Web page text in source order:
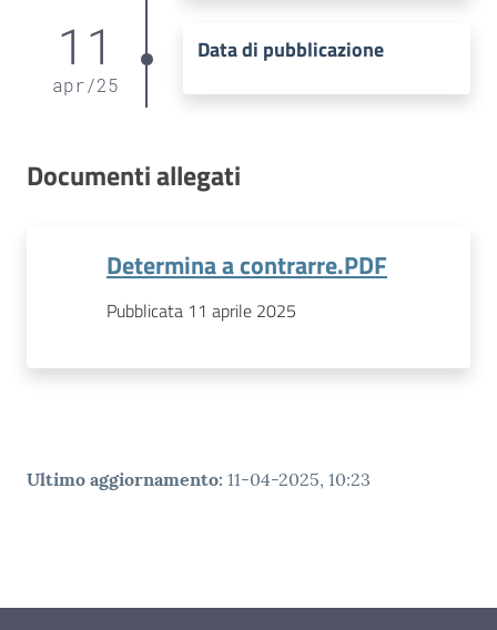
11
apr/25
Data di pubblicazione
Documenti allegati
Determina a contrarre.PDF
Pubblicata 11 aprile 2025
Ultimo aggiornamento: 11-04-2025, 10:23